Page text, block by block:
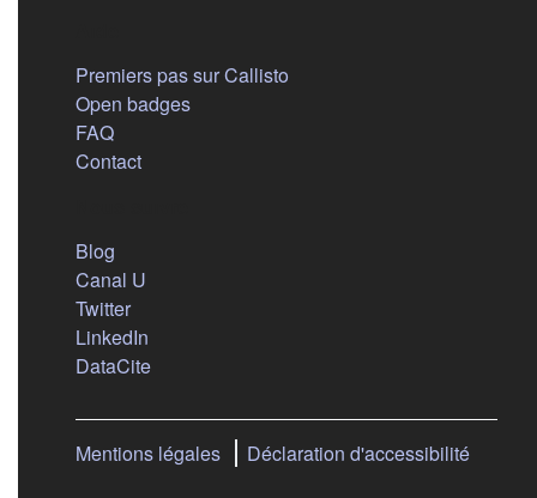
Premiers pas sur Callisto
Open badges
FAQ
Contact
Blog
Canal U
Twitter(s'ouvre dans un nouvel onglet)
LinkedIn
DataCite(s'ouvre dans un nouvel onglet)
Mentions légales Déclaration d'accessibilité